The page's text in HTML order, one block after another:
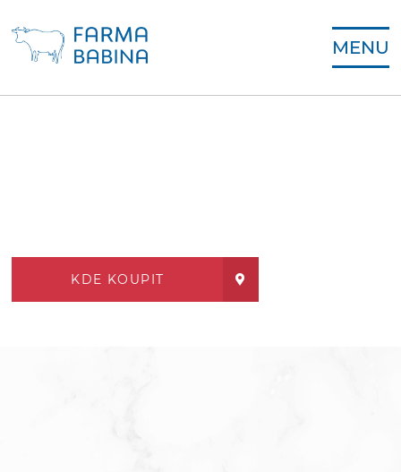
MENU
KDE KOUPIT